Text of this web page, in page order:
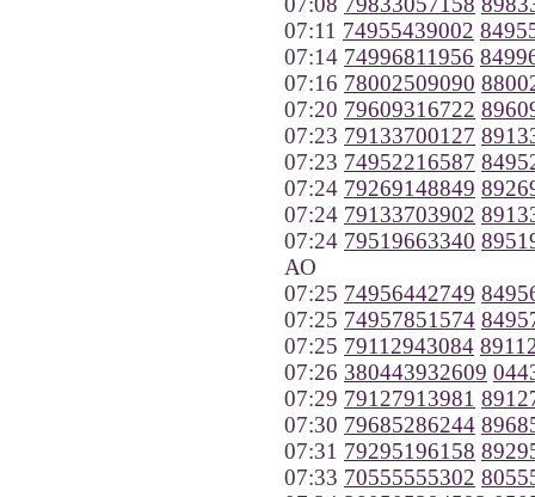
07:11 74955439002
07:14 74996811956
07:16 78002509090
07:20 79609316722
07:23 79133700127
07:23 74952216587
07:24 79269148849
07:24 79133703902
07:24 79519663340
АО
07:25 74956442749
07:25 74957851574
07:25 79112943084
07:26 380443932609
07:29 79127913981
07:30 79685286244
07:31 79295196158
07:33 70555555302